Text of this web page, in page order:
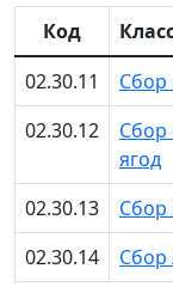
Код
02.30.11
Сбор
02.30.12
Сбор
ягод
02.30.13
Сбор
02.30.14
Сбор